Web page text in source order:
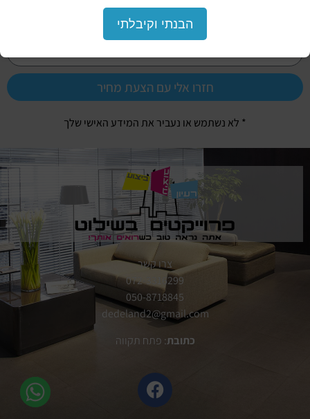
הבנתי וקיבלתי
חזרו אלי עם הצעת מחיר
* לא נשתמש או נעביר את המידע האישי שלך
צרו קשר
072-3316299
050-8718845
dedeland2@gmail.com
כתובת: פתח תקווה